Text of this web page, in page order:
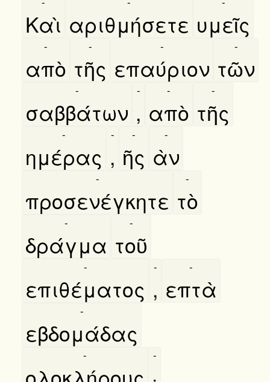
Καὶ αριθμήσετε υμεῖς
απὸ
-
τῆς
-
επαύριον
-
τῶν
-
σαββάτων
-
,
-
απὸ
-
τῆς
-
ημέρας
-
,
-
ῆς
-
ὰν
-
προσενέγκητε
-
τὸ
-
δράγμα
-
τοῦ
-
επιθέματος
-
,
-
επτὰ
-
εβδομάδας
-
- -